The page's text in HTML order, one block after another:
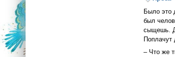
Было это
был
сыщешь.
Поплачут
– Что же